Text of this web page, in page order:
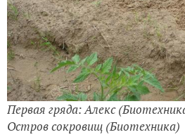
Первая гряда: Алекс
Остров сокровищ (Биотехника)